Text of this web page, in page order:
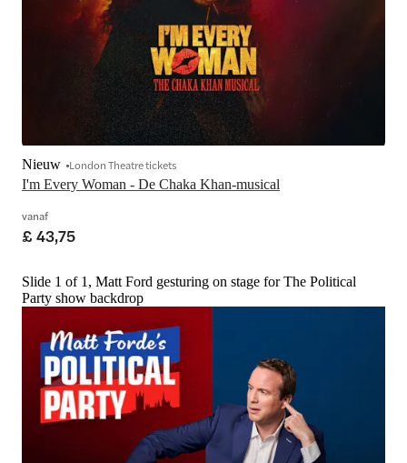
I'm Every Woman - De Chaka Khan-musical
Nieuw London Theatre tickets
vanaf
£ 43,75
Slide 1 of 1, Matt Ford gesturing on stage for The Political
Party show backdrop